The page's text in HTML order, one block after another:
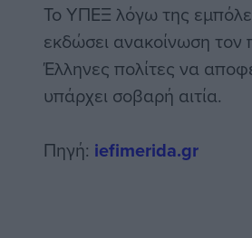
Το ΥΠΕΞ λόγω της
εκδώσει ανακοίνωση
Έλληνες πολίτες να
υπάρχει σοβαρή αιτία.
Πηγή: iefimerida.gr